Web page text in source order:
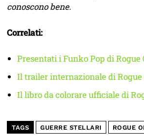
conoscono bene.
Correlati:
Presentati i Funko Pop di Rogue
Il trailer internazionale di Rogue
Il libro da colorare ufficiale di
TAGS GUERRE STELLARI ROGUE